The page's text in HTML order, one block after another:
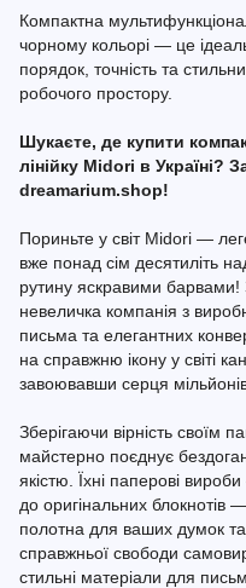
Компактна
чорному кольорі — це
порядок, точність та
робочого простору.
Шукаєте, де купити
лінійку Midori в Україні?
dreamarium.shop!
Пориньте у світ Midori —
вже понад сім десятиліть
рутину яскравими барвами!
невеличка компанія з
письма та елегантних
на справжню ікону у світі
завоювавши серця
Зберігаючи вірність своїм
майстерно поєднує
якістю. Їхні паперові
до оригінальних блокнотів
полотна для ваших думок
справжньої свободи
стильні матеріали для